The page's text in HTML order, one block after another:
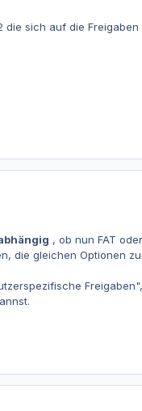
sich auf die Freigaben
, ob nun FAT
die gleichen Optionen